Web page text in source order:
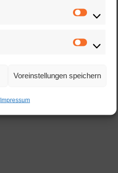
Statistiken
Marketing
Voreinstellungen speichern
Impressum